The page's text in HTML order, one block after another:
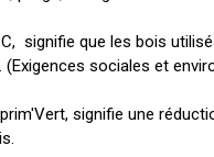
signifie que les bois
sociales et
signifie une